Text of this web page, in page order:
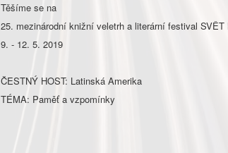
Těšíme se na
25. mezinárodní knižní veletrh a literární festival SVĚT
9. - 12. 5. 2019
ČESTNÝ HOST: Latinská Amerika
TÉMA: Paměť a vzpomínky